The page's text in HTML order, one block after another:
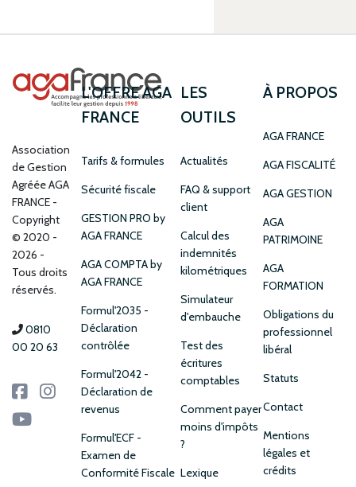
Association
de Gestion
Agréée AGA
FRANCE
Copyright
© 2020 -
2026 -
Tous droits
réservés.
0810
00 20 63
L'OFFRE AGA
FRANCE
Tarifs & formules
Sécurité fiscale
GESTION PRO by
AGA FRANCE
AGA COMPTA by
AGA FRANCE
Formul'2035 -
Déclaration
contrôlée
Formul'2042 -
Déclaration de
revenus
Formul'ECF -
Examen de
Conformité Fiscale
LES
OUTILS
Actualités
FAQ & support
client
Calcul des
indemnités
kilométriques
Simulateur
d'embauche
Test des
écritures
comptables
Comment payer
moins d'impôts
?
Lexique
À PROPOS
AGA FRANCE
AGA FISCALITÉ
AGA GESTION
AGA
PATRIMOINE
AGA
FORMATION
Obligations du
professionnel
libéral
Statuts
Contact
Mentions
légales et
crédits